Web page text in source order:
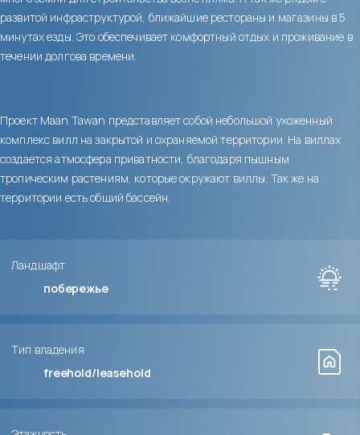
развитой инфраструктурой, ближайшие рестораны и магазины в 5
минутах езды. Это обеспечивает комфортный отдых и проживание в
течении долгова времени.
Проект Maan Tawan представляет собой небольшой ухоженный
комплекс вилл на закрытой и охраняемой территории. На виллах
создается атмосфера приватности, благодаря пышным
тропическим растениям, которые окружают виллы. Так же на
территории есть общий бассейн.
Ландшафт
побережье
Тип владения
freehold/leasehold